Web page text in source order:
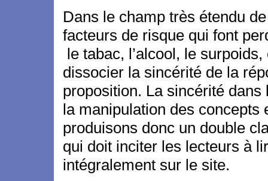
Dans le champ très étendu
facteurs de risque qui font
le tabac, l’alcool, le
dissocier la sincérité de la
proposition. La sincérité dans
la manipulation des concepts
produisons donc un double
qui doit inciter les lecteurs à
intégralement sur le site.